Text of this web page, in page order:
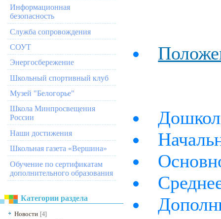
Информационная
безопасность
Служба сопровождения
СОУТ
Энергосбережение
Школьный спортивный клуб
Музей "Белогорье"
Школа Минпросвещения
России
Наши достижения
Школьная газета «Вершина»
Обучение по сертификатам
дополнительного образования
Категории раздела
Новости [4]